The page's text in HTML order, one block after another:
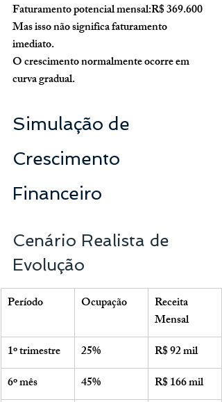
Faturamento potencial mensal:R$ 369.600
Mas isso não significa faturamento
imediato.
O crescimento normalmente ocorre em
curva gradual.
Simulação de
Crescimento
Financeiro
Cenário Realista de
Evolução
Período
Ocupação
Receita
Mensal
1º trimestre
25%
R$ 92 mil
6º mês
45%
R$ 166 mil